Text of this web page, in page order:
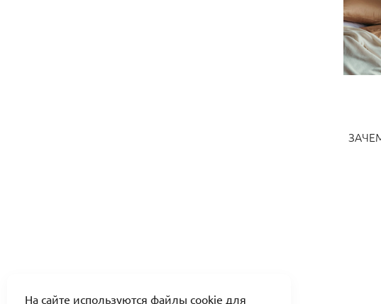
На сайте используются файлы cookie для